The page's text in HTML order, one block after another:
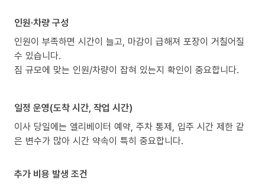
인원·차량 구성
인원이 부족하면 시간이 늘고, 마감이 급해져 포장이 거칠어질
수 있습니다.
짐 규모에 맞는 인원/차량이 잡혀 있는지 확인이 중요합니다.
일정 운영(도착 시간, 작업 시간)
이사 당일에는 엘리베이터 예약, 주차 통제, 입주 시간 제한 같
은 변수가 많아 시간 약속이 특히 중요합니다.
추가 비용 발생 조건